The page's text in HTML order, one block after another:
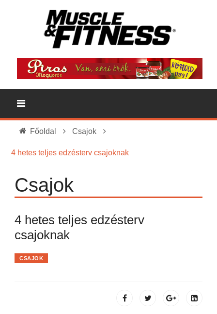
Főoldal Csajok
4 hetes teljes edzésterv csajoknak
Csajok
4 hetes teljes edzésterv
csajoknak
CSAJOK